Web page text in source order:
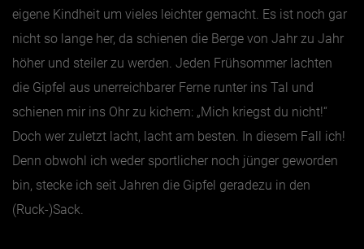
Jänner
Februar
März
April
Juli
August
eigene Kindheit um vieles leichter gemacht. Es ist noch gar
nicht so lange her, da schienen die Berge von Jahr zu Jahr
höher und steiler zu werden. Jeden Frühsommer lachten
die Gipfel aus unerreichbarer Ferne runter ins Tal und
schienen mir ins Ohr zu kichern: „Mich kriegst du nicht!“
Doch wer zuletzt lacht, lacht am besten. In diesem Fall ich!
Denn obwohl ich weder sportlicher noch jünger geworden
bin, stecke ich seit Jahren die Gipfel geradezu in den
(Ruck-)Sack.